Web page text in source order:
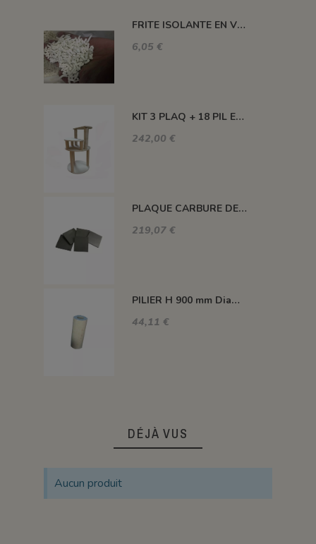
FRITE ISOLANTE EN VRAC
6,05 €
KIT 3 PLAQ + 18 PIL ENCAS +3 PIL H100 MM +3 PIL H300 MM - KEOS 160L
242,00 €
PLAQUE CARBURE DE SILICIUM 1400°C MAXI 420*420*22 MM
219,07 €
PILIER H 900 mm Diam.80 mm 1350°C
44,11 €
DÉJÀ VUS
Aucun produit